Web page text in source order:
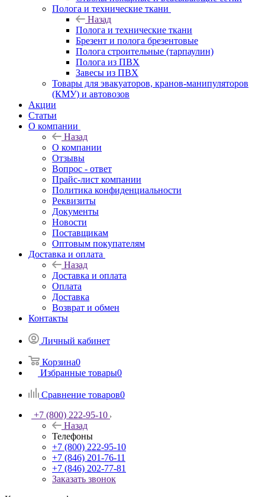
Полога и технические ткани
Назад
Полога и технические ткани
Брезент и полога брезентовые
Полога строительные (тарпаулин)
Полога из ПВХ
Завесы из ПВХ
Товары для эвакуаторов, кранов-манипуляторов
(КМУ) и автовозов
Акции
Статьи
О компании
Назад
О компании
Отзывы
Вопрос - ответ
Прайс-лист компании
Политика конфиденциальности
Реквизиты
Документы
Новости
Поставщикам
Оптовым покупателям
Доставка и оплата
Назад
Доставка и оплата
Оплата
Доставка
Возврат и обмен
Контакты
Личный кабинет
Корзина0
Избранные товары0
Сравнение товаров0
+7 (800) 222-95-10
Назад
Телефоны
+7 (800) 222-95-10
+7 (846) 201-76-11
+7 (846) 202-77-81
Заказать звонок